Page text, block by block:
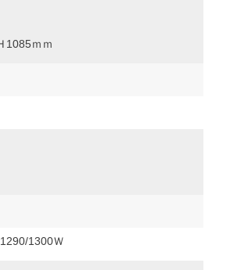
1085ｍｍ
1290/1300Ｗ